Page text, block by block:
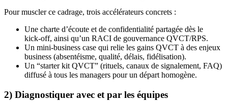
Pour muscler ce cadrage, trois accélérateurs concrets :
Une charte d’écoute et de confidentialité partagée dès le
kick‑off, ainsi qu’un RACI de gouvernance QVCT/RPS.
Un mini‑business case qui relie les gains QVCT à des enjeux
business (absentéisme, qualité, délais, fidélisation).
Un “starter kit QVCT” (rituels, canaux de signalement, FAQ)
diffusé à tous les managers pour un départ homogène.
2) Diagnostiquer avec et par les équipes